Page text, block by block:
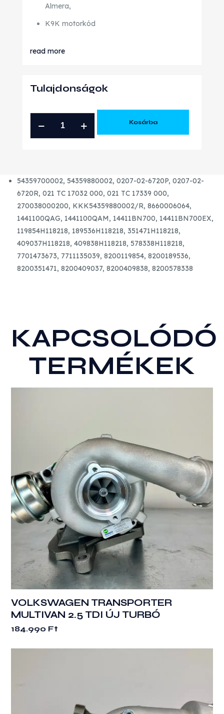
Almera,
K9K motorkód
read more
Tulajdonságok
TURBÓ
mennyiség
Kosárba
54359700002, 54359880002, 0207-02-6720P, 0207-02-
6720R, 021 TC 17032 000, 021 TC 17339 000,
270038000200, KKK54359880002/R, 8660006064,
1441100QAG, 1441100QAM, 14411BN700, 14411BN700EX,
119854H118218, 189536H118218, 351471H118218,
409037H118218, 409838H118218, 578338H118218,
7701473673, 7711135039, 8200119854, 8200189536,
8200351471, 8200409037, 8200409838, 8200578338
KAPCSOLÓDÓ
TERMÉKEK
VOLKSWAGEN TRANSPORTER
MULTIVAN 2.5 TDI ÚJ TURBÓ
184.990 Ft